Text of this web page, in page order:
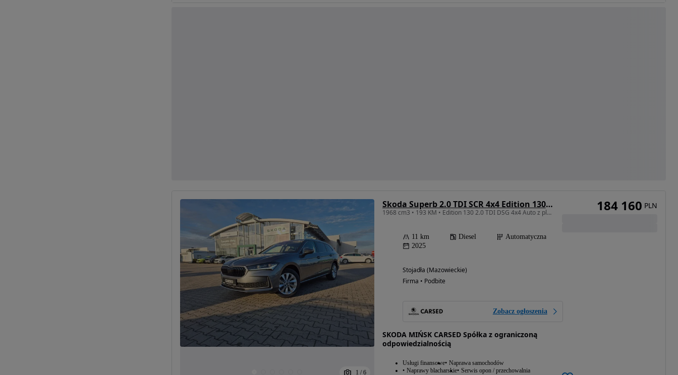
1 / 6
Skoda Superb 2.0 TDI SCR 4x4 Edition 130 DSG
1968 cm3 • 193 KM • Edition 130 2.0 TDI DSG 4x4 Auto z placu
11 km Diesel
Automatyczna
2025
Stojadła (Mazowieckie)
Firma • Podbite
Zobacz ogłoszenia
SKODA MIŃSK CARSED Spółka z ograniczoną
odpowiedzialnością
Usługi finansowe Naprawa samochodów
Naprawy blacharskie Serwis opon / przechowalnia
184 160 PLN